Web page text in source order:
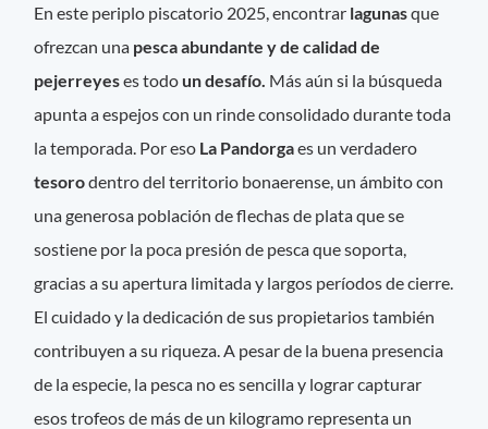
En este periplo piscatorio 2025, encontrar lagunasque
ofrezcan una pesca abundante y de calidad de
pejerreyeses todo un desafío. Más aún si la búsqueda
apunta a espejos con un rinde consolidado durante toda
la temporada. Por eso La Pandorgaes un verdadero
tesorodentro del territorio bonaerense, un ámbito con
una generosa población de flechas de plata que se
sostiene por la poca presión de pesca que soporta,
gracias a su apertura limitada y largos períodos de cierre.
El cuidado y la dedicación de sus propietarios también
contribuyen a su riqueza. A pesar de la buena presencia
de la especie, la pesca no es sencilla y lograr capturar
esos trofeos de más de un kilogramo representa un